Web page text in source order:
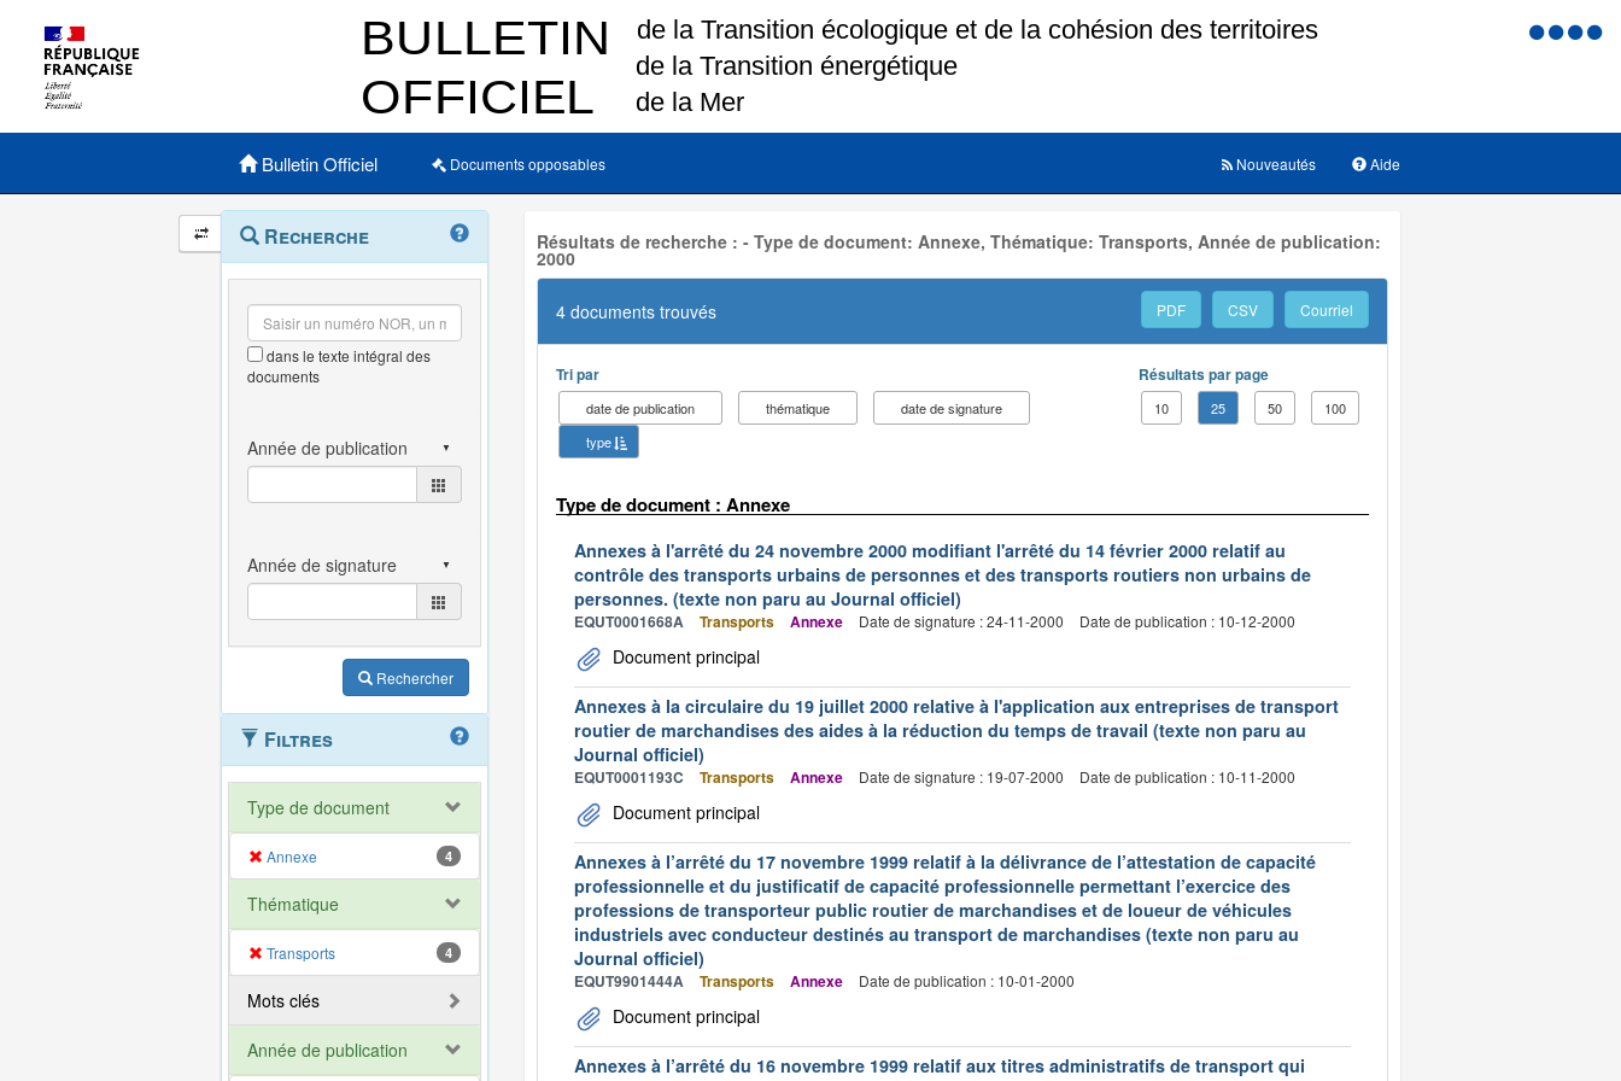
Menu
Menu principal
Bulletin Officiel Documents opposables Aide
Nouveautés
Navigation
et
outils
annexes
Menu
contextuel
Recherche
dans le texte intégral des
documents
Rechercher
Filtres
Type de document
Annexe 4
Thématique
Transports 4
Mots clés
Année de publication
Résultats de recherche : - Type de document: Annexe, Thématique: Transports, Année de publication:
2000
4 documents trouvés PDF CSV Courriel
Tri par
date de publication thématique
date de signature
type
Résultats par page
10 25 50 100
Type de document : Annexe
Annexes à l'arrêté du 24 novembre 2000 modifiant l'arrêté du 14 février 2000 relatif au
contrôle des transports urbains de personnes et des transports routiers non urbains de
personnes. (texte non paru au Journal officiel)
EQUT0001668A Transports Annexe Date de signature : 24-11-2000 Date de publication : 10-12-2000
Document principal
Annexes à la circulaire du 19 juillet 2000 relative à l'application aux entreprises de transport
routier de marchandises des aides à la réduction du temps de travail (texte non paru au
Journal officiel)
EQUT0001193C Transports Annexe Date de signature : 19-07-2000 Date de publication : 10-11-2000
Document principal
Annexes à l’arrêté du 17 novembre 1999 relatif à la délivrance de l’attestation de capacité
professionnelle et du justificatif de capacité professionnelle permettant l’exercice des
professions de transporteur public routier de marchandises et de loueur de véhicules
industriels avec conducteur destinés au transport de marchandises (texte non paru au
Journal officiel)
EQUT9901444A Transports Annexe Date de publication : 10-01-2000
Document principal
Annexes à l’arrêté du 16 novembre 1999 relatif aux titres administratifs de transport qui